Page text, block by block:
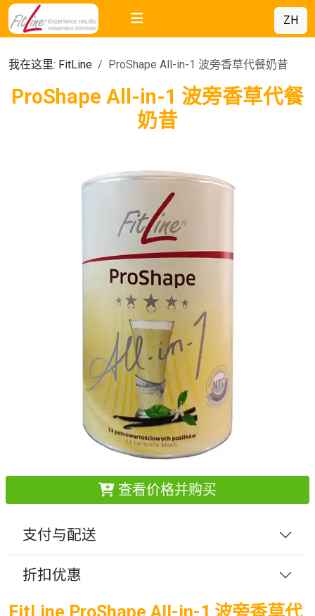
ZH
我在这里: FitLine ProShape All-in-1 波旁香草代餐奶昔
ProShape All-in-1 波旁香草代餐
奶昔
查看价格并购买
支付与配送
折扣优惠